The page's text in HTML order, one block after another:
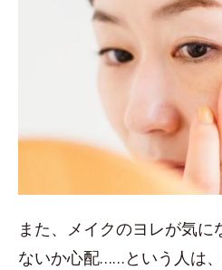
また、メイクのヨレが気
ないか心配……という人は